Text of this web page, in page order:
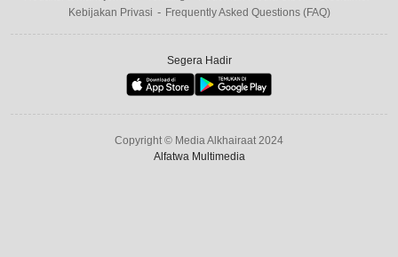
Kebijakan Privasi
Frequently Asked Questions (FAQ)
Segera Hadir
Copyright © Media Alkhairaat 2024
Alfatwa Multimedia